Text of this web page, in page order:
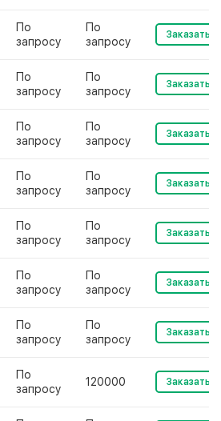
По
запросу
По
запросу
Заказать
По
запросу
По
запросу
Заказать
По
запросу
По
запросу
Заказать
По
запросу
По
запросу
Заказать
По
запросу
По
запросу
Заказать
По
запросу
По
запросу
Заказать
По
запросу
По
запросу
Заказать
По
запросу
120000 Заказать